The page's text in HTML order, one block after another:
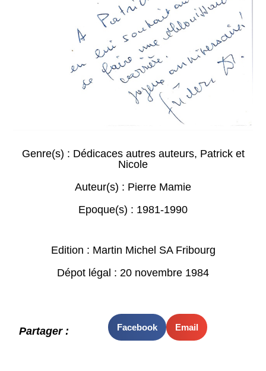
Genre(s) : Dédicaces autres auteurs, Patrick et
Nicole
Auteur(s) : Pierre Mamie
Epoque(s) : 1981-1990
Edition : Martin Michel SA Fribourg
Dépot légal : 20 novembre 1984
Partager : Facebook Email